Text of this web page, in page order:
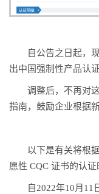
自公告之日起，
出中国强制性产品认
调整后，不再对
指南，鼓励企业根据
以下是有关将根
愿性 CQC 证书的认证
自2022年10月11